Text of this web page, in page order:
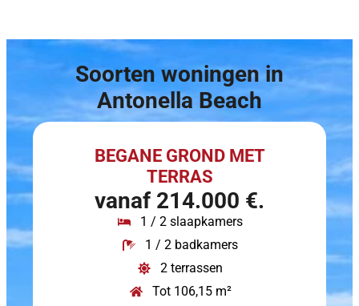
Soorten woningen in
Antonella Beach
BEGANE GROND MET
TERRAS
vanaf 214.000 €.
1 / 2 slaapkamers
1 / 2 badkamers
2 terrassen
Tot 106,15 m²